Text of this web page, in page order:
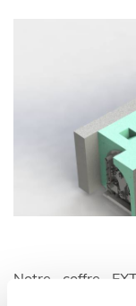
Notre coffre